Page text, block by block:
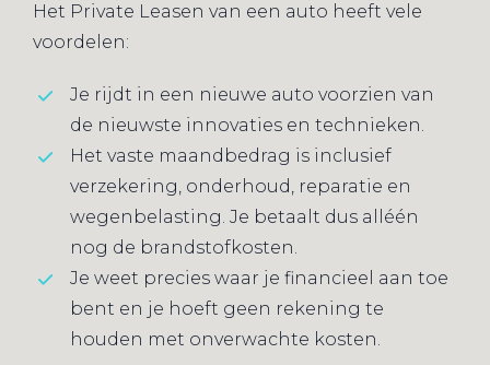
Het Private Leasen van een auto heeft vele
voordelen:
Je rijdt in een nieuwe auto voorzien van
de nieuwste innovaties en technieken.
Het vaste maandbedrag is inclusief
verzekering, onderhoud, reparatie en
wegenbelasting. Je betaalt dus alléén
nog de brandstofkosten.
Je weet precies waar je financieel aan toe
bent en je hoeft geen rekening te
houden met onverwachte kosten.